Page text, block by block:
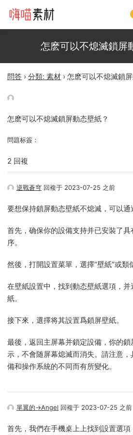
怎麽可以不熄滅鎖屏
問答 › 分類: 素材 › 怎麽可以不熄滅鎖
怎麽可以不熄滅鎖屏動态壁紙？
問題标簽：
2 回複
逆戰蒼穹 回複于 2023-07-25 之前
要想保持鎖屏動态壁紙不熄滅，可以通
首先，确保你的設備支持并已安裝了
序。
然後，打開設置菜單，選擇“壁紙”或類
在壁紙設置中，找到動态壁紙選項，
紙。
接下來，選擇将其設置爲鎖屏壁紙。
最後，返回主屏幕并鎖定設備，你的
示，不會随屏幕熄滅而消失。請注意
備和操作系統的不同而有所變化。
單翼的→Angel 回複于 2023-07-25 之前
首先，我們在手機桌上上找到設置選項